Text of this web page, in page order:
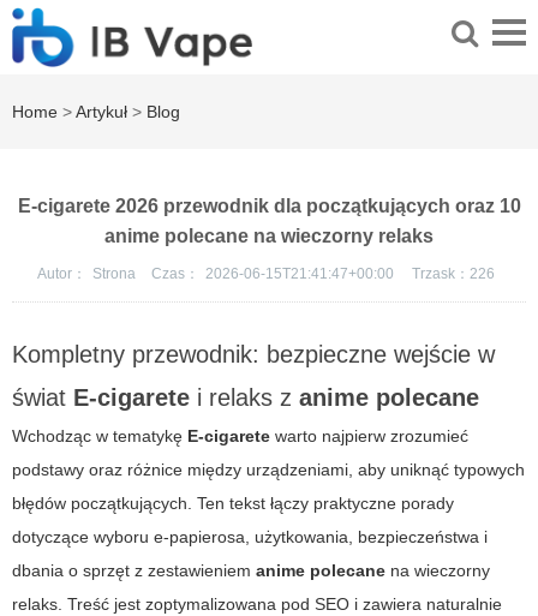
Home >Artykuł > Blog
E-cigarete 2026 przewodnik dla początkujących oraz 10
anime polecane na wieczorny relaks
Autor： Strona Czas： 2026-06-15T21:41:47+00:00 Trzask： 226
Kompletny przewodnik: bezpieczne wejście w
świat E-cigarete i relaks z anime polecane
Wchodząc w tematykę E-cigarete warto najpierw zrozumieć
podstawy oraz różnice między urządzeniami, aby uniknąć typowych
błędów początkujących. Ten tekst łączy praktyczne porady
dotyczące wyboru e-papierosa, użytkowania, bezpieczeństwa i
dbania o sprzęt z zestawieniem anime polecane na wieczorny
relaks. Treść jest zoptymalizowana pod SEO i zawiera naturalnie